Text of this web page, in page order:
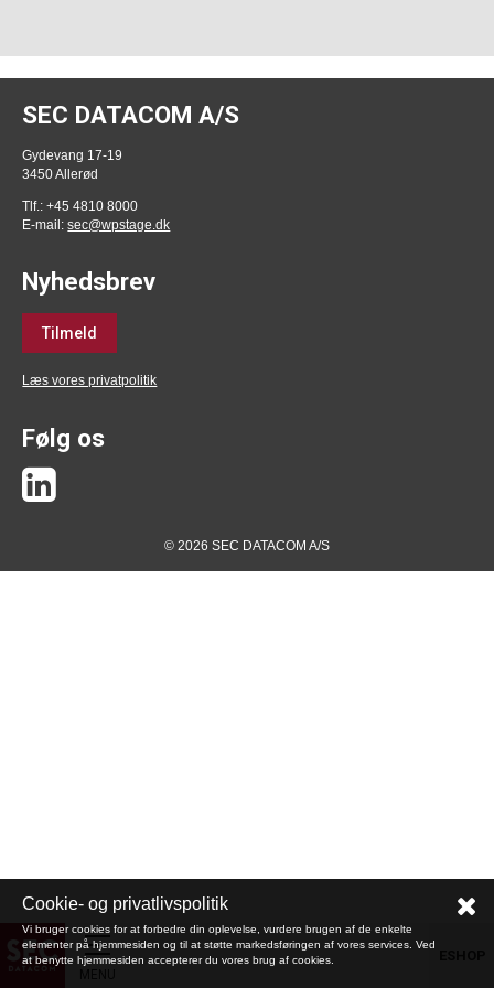
SEC DATACOM A/S
Gydevang 17-19
3450 Allerød
Tlf.: +45 4810 8000
E-mail:sec@wpstage.dk
Nyhedsbrev
Tilmeld
Læs vores privatpolitik
Følg os
© 2026 SEC DATACOM A/S
Cookie- og privatlivspolitik
Vi bruger cookies for at forbedre din oplevelse, vurdere brugen af de enkelte
elementer på hjemmesiden og til at støtte markedsføringen af vores services. Ved
at benytte hjemmesiden accepterer du vores brug af cookies.